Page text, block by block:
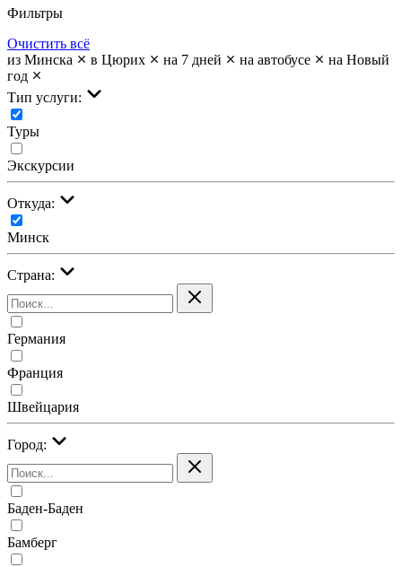
Фильтры
Очистить всё
из Минска
в Цюрих на 7 дней на автобусе
на Новый
год
Тип услуги:
Туры
Экскурсии
Откуда:
Минск
Страна:
Германия
Франция
Швейцария
Город:
Баден-Баден
Бамберг